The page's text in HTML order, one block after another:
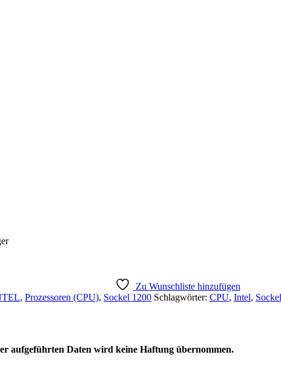
Zu Wunschliste hinzufügen
, Prozessoren (CPU), Sockel 1200 Schlagwörter: CPU, Intel,
aufgeführten Daten wird keine Haftung übernommen.